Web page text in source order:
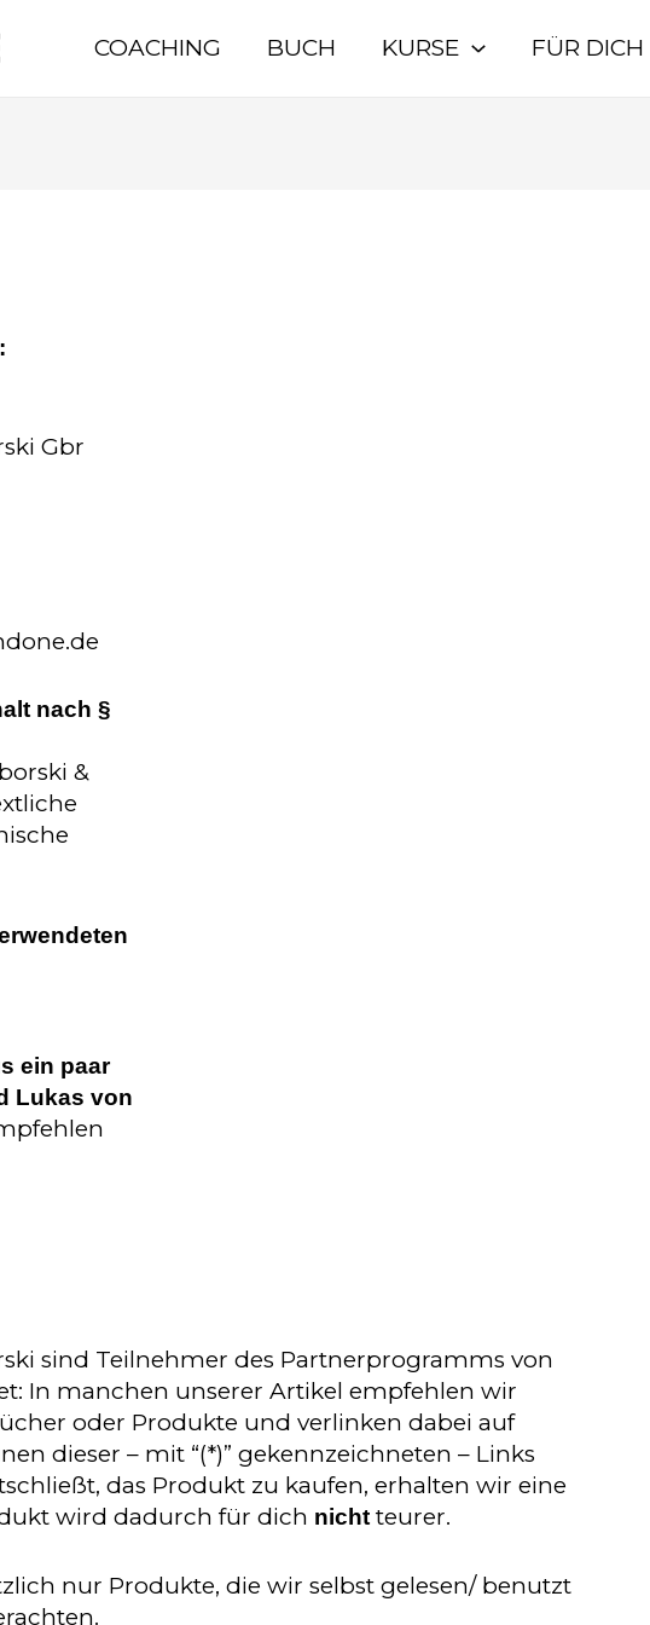
COACHING BUCH KURSE FÜR DICH
Gbr
271
nach §
&
ein paar
Lukas von
sind Teilnehmer des Partnerprogramms von
In manchen unserer Artikel empfehlen wir
oder Produkte und verlinken dabei auf
dieser – mit “(*)” gekennzeichneten – Links
das Produkt zu kaufen, erhalten wir eine
wird dadurch für dich nicht teurer.
nur Produkte, die wir selbst gelesen/ benutzt